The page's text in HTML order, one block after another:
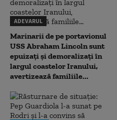
ADEVARUL
Marinarii de pe portavionul
USS Abraham Lincoln sunt
epuizați și demoralizați în
largul coastelor Iranului,
avertizează familiile...